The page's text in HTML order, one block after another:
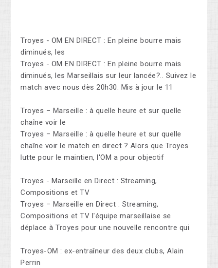
Troyes - OM EN DIRECT : En pleine bourre mais
diminués, les
Troyes - OM EN DIRECT : En pleine bourre mais
diminués, les Marseillais sur leur lancée?.. Suivez le
match avec nous dès 20h30. Mis à jour le 11
Troyes – Marseille : à quelle heure et sur quelle
chaîne voir le
Troyes – Marseille : à quelle heure et sur quelle
chaîne voir le match en direct ? Alors que Troyes
lutte pour le maintien, l'OM a pour objectif
Troyes - Marseille en Direct : Streaming,
Compositions et TV
Troyes – Marseille en Direct : Streaming,
Compositions et TV l'équipe marseillaise se
déplace à Troyes pour une nouvelle rencontre qui
Troyes-OM : ex-entraîneur des deux clubs, Alain
Perrin